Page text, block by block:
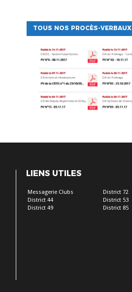
TOUS NOS PROCÈS-VERBAUX
LIENS UTILES
Messagerie Clubs
District 44
District 49
District 72
District 53
District 85